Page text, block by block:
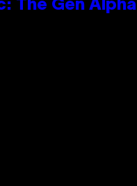
The Gen Alpha